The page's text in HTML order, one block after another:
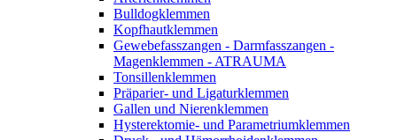
Bulldogklemmen
Kopfhautklemmen
Gewebefasszangen - Darmfasszangen -
Magenklemmen - ATRAUMA
Tonsillenklemmen
Präparier- und Ligaturklemmen
Gallen und Nierenklemmen
Hysterektomie- und Parametriumklemmen